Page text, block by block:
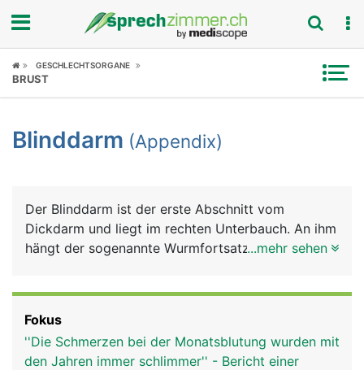
Fokus
Symptome
News
Rubriken
GESCHLECHTSORGANE
BRUST
Blinddarm (Appendix)
Der Blinddarm ist der erste Abschnitt vom
Dickdarm und liegt im rechten Unterbauch. An ihm
hängt der sogenannte Wurmfortsatz, der
haben, da dort sehr viele Abwehrzellen
(Lymphozyten) im Gewebe zu finden sind.
...mehr sehen
Fokus
''Die Schmerzen bei der Monatsblutung wurden mit
den Jahren immer schlimmer'' - Bericht einer